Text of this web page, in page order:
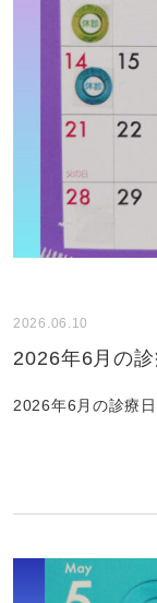
2026.06.10
2026年6月の診
2026年6月の診療